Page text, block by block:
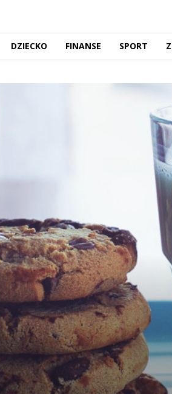
DZIECKO FINANSE SPORT